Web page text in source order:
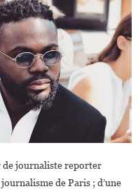
de journaliste reporter
de Paris ; d’une